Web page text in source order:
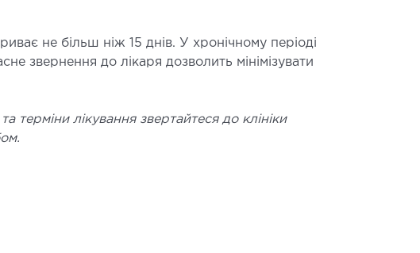
не більш ніж 15 днів. У хронічному періоді
звернення до лікаря дозволить мінімізувати
терміни лікування звертайтеся до клініки